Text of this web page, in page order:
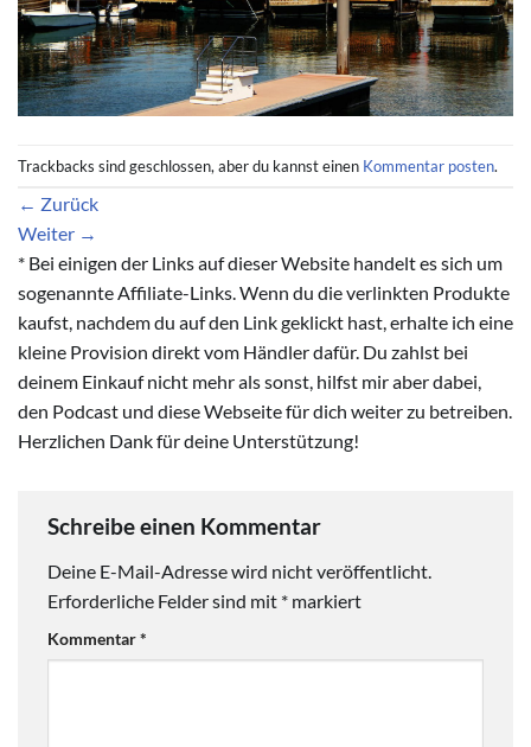
Trackbacks sind geschlossen, aber du kannst einen Kommentar posten.
← Zurück
Weiter →
* Bei einigen der Links auf dieser Website handelt es sich um
sogenannte Affiliate-Links. Wenn du die verlinkten Produkte
kaufst, nachdem du auf den Link geklickt hast, erhalte ich eine
kleine Provision direkt vom Händler dafür. Du zahlst bei
deinem Einkauf nicht mehr als sonst, hilfst mir aber dabei,
den Podcast und diese Webseite für dich weiter zu betreiben.
Herzlichen Dank für deine Unterstützung!
Schreibe einen Kommentar
Deine E-Mail-Adresse wird nicht veröffentlicht.
Erforderliche Felder sind mit * markiert
Kommentar*